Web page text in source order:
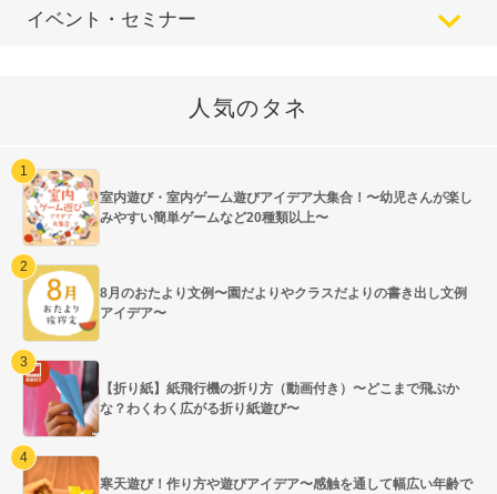
イベント・セミナー
人気のタネ
室内遊び・室内ゲーム遊びアイデア大集合！〜幼児さんが楽し
みやすい簡単ゲームなど20種類以上〜
8月のおたより文例〜園だよりやクラスだよりの書き出し文例
アイデア〜
【折り紙】紙飛行機の折り方（動画付き）〜どこまで飛ぶか
な？わくわく広がる折り紙遊び〜
寒天遊び！作り方や遊びアイデア〜感触を通して幅広い年齢で